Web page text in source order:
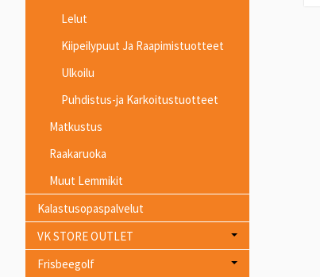
Lelut
Kiipeilypuut Ja Raapimistuotteet
Ulkoilu
Puhdistus-ja Karkoitustuotteet
Matkustus
Raakaruoka
Muut Lemmikit
Kalastusopaspalvelut
VK STORE OUTLET
Frisbeegolf